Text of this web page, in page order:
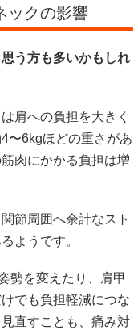
ックの影響
う方も多いかもしれ
肩への負担を大きく
〜6kgほどの重さがあ
肉にかかる負担は増
節周囲へ余計なスト
ようです。
勢を変えたり、肩甲
でも負担軽減につな
直すことも、痛み対